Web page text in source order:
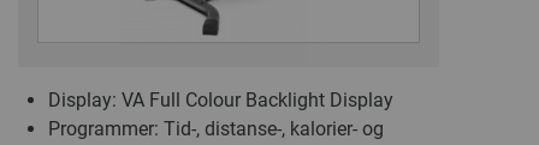
Display: VA Full Colour Backlight Display
Programmer: Tid-, distanse-, kalorier- og